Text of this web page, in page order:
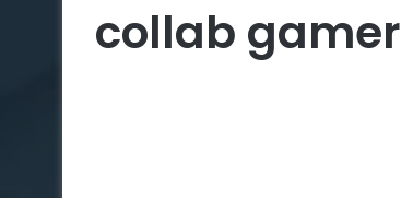
collab gamer